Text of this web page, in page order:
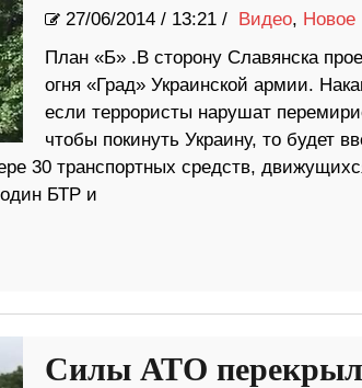
27/06/2014/ 13:21 / Видео, Новое
План «Б» .В сторону Славянска
огня «Град» Украинской армии.
если террористы нарушат
чтобы покинуть Украину, то будет
30 транспортных средств,
один БТР и
Силы АТО